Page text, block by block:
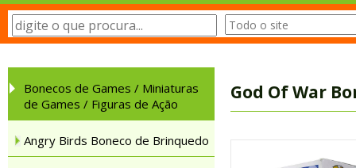
Bonecos de Games / Miniaturas
de Games / Figuras de Ação
Angry Birds Boneco de Brinquedo
God Of War